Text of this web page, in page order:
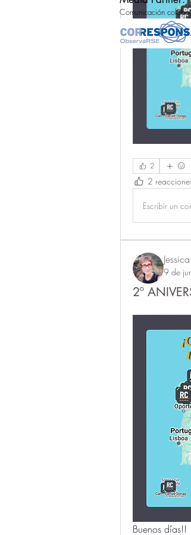
2
2
Escribir un
9 de
2º
Buenos días!!
Comunicación